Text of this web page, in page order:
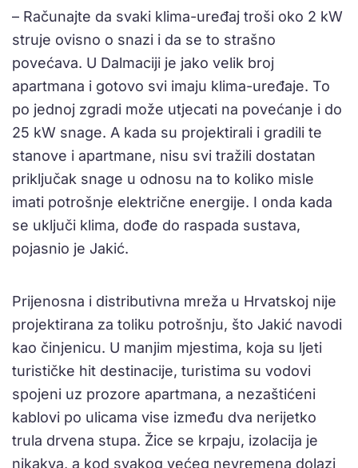
– Računajte da svaki klima-uređaj troši oko 2 kW
struje ovisno o snazi i da se to strašno
povećava. U Dalmaciji je jako velik broj
apartmana i gotovo svi imaju klima-uređaje. To
po jednoj zgradi može utjecati na povećanje i do
25 kW snage. A kada su projektirali i gradili te
stanove i apartmane, nisu svi tražili dostatan
priključak snage u odnosu na to koliko misle
imati potrošnje električne energije. I onda kada
se uključi klima, dođe do raspada sustava,
pojasnio je Jakić.
Prijenosna i distributivna mreža u Hrvatskoj nije
projektirana za toliku potrošnju, što Jakić navodi
kao činjenicu. U manjim mjestima, koja su ljeti
turističke hit destinacije, turistima su vodovi
spojeni uz prozore apartmana, a nezaštićeni
kablovi po ulicama vise između dva nerijetko
trula drvena stupa. Žice se krpaju, izolacija je
nikakva, a kod svakog većeg nevremena dolazi